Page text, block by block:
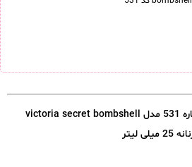
عطر اسمارت کالکشن شماره 531 مدل victoria secret bombshell
25 میلی لیتر